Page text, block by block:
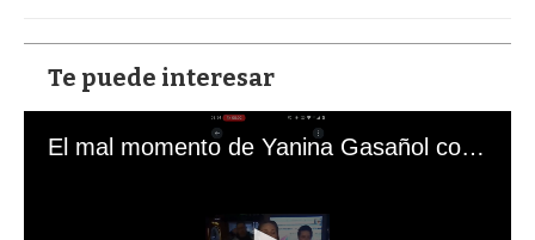
Te puede interesar
El mal momento de Yanina Gasañol con un hincha argentino en "Subrayado"